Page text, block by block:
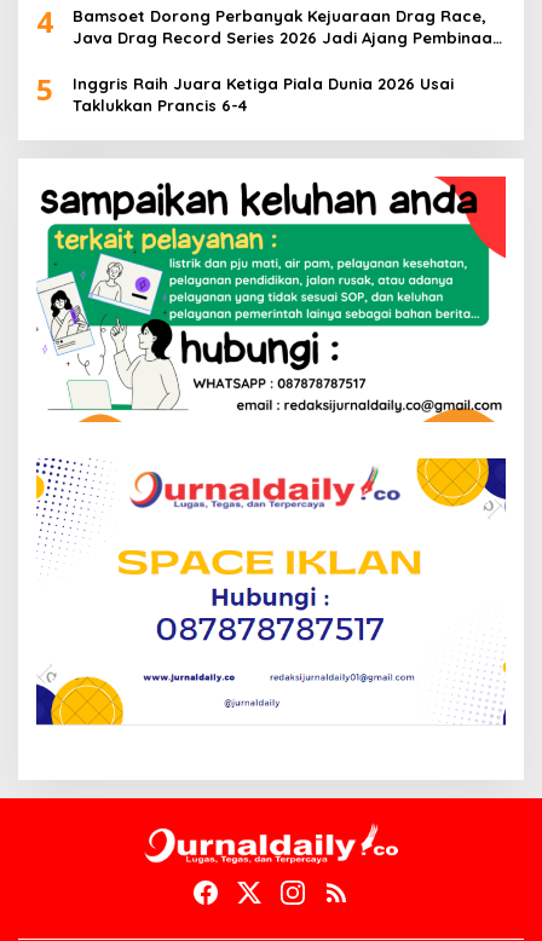
4
Bamsoet Dorong Perbanyak Kejuaraan Drag Race,
Java Drag Record Series 2026 Jadi Ajang Pembinaan
5
Inggris Raih Juara Ketiga Piala Dunia 2026 Usai
Taklukkan Prancis 6-4